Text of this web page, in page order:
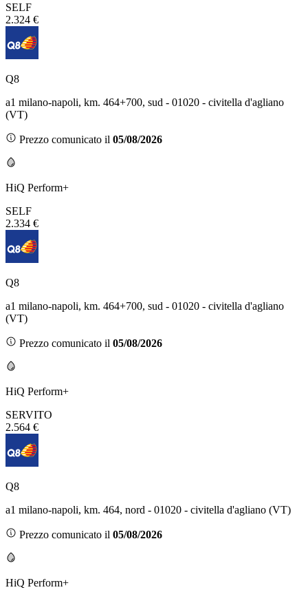
SELF
2.324 €
Q8
a1 milano-napoli, km. 464+700, sud - 01020 - civitella d'agliano
(VT)
Prezzo comunicato il 05/08/2026
HiQ Perform+
SELF
2.334 €
Q8
a1 milano-napoli, km. 464+700, sud - 01020 - civitella d'agliano
(VT)
Prezzo comunicato il 05/08/2026
HiQ Perform+
SERVITO
2.564 €
Q8
a1 milano-napoli, km. 464, nord - 01020 - civitella d'agliano (VT)
Prezzo comunicato il 05/08/2026
HiQ Perform+